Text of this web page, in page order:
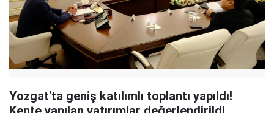
Yozgat'ta geniş katılımlı toplantı yapıldı!